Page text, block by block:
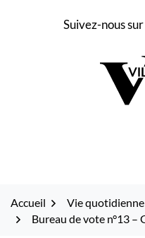
Suivez-nous
Accueil Vie quotidienne
Bureau de vote n°13 –